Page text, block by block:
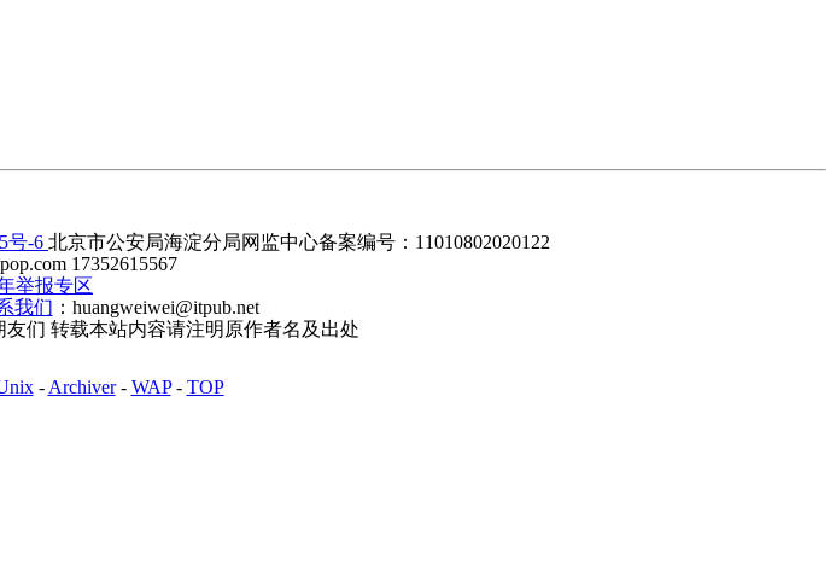
号-6 北京市公安局海淀分局网监中心备案编号：11010802020122
17352615567
举报专区
我们 ：huangweiwei@itpub.net
们 转载本站内容请注明原作者名及出处
- Archiver- WAP- TOP